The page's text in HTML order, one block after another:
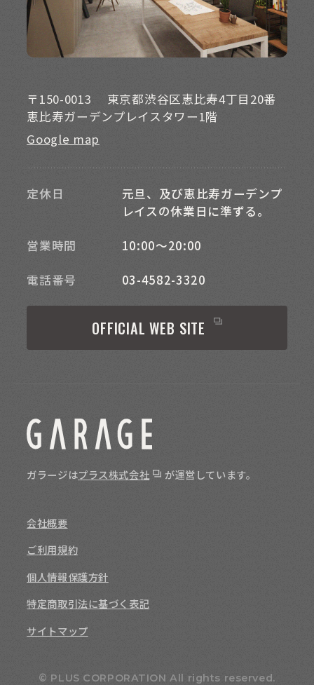
〒150-0013
東京都渋谷区恵比寿4丁目20番
恵比寿ガーデンプレイスタワー1階
Google map
定休日
元旦、及び恵比寿ガーデンプ
レイスの休業日に準ずる。
営業時間 10:00～20:00
電話番号 03-4582-3320
OFFICIAL WEB SITE
ガラージはプラス株式会社 が運営しています。
会社概要
ご利用規約
個人情報保護方針
特定商取引法に基づく表記
サイトマップ
© PLUS CORPORATION All rights reserved.